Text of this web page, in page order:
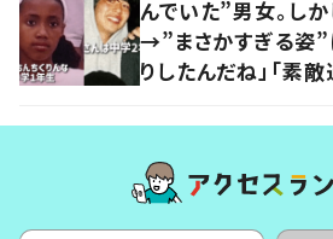
んでいた”男女。し
→”まさかすぎる姿”
りしたんだね」「素敵